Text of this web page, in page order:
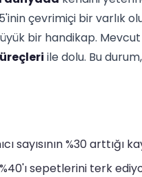
çevrimiçi bir varlık
bir handikap.
ile dolu. Bu
sayısının %30 arttığı
sepetlerini terk